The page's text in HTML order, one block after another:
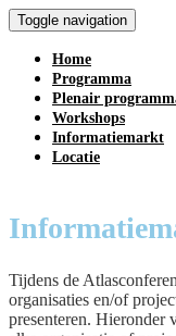
Toggle navigation
Home
Programma
Plenair
Workshops
Informatiemarkt
Locatie
Tijdens de
organisaties en/of
presenteren. Hieronder